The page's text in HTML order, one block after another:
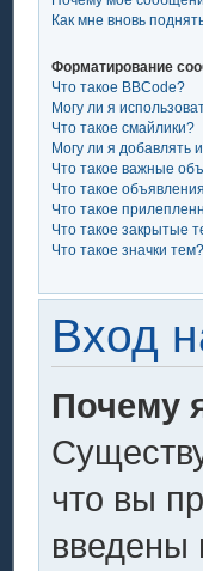
Как мне вновь
Форматирование
Что такое BBCode?
Могу ли я
Что такое смайлики?
Могу ли я добавлять
Что такое важные
Что такое
Что такое
Что такое закрытые
Что такое значки тем?
Вход
Почему
что вы
введены